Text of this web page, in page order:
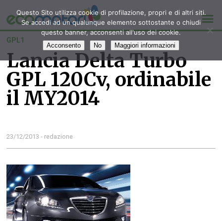
GPL1
Lancia Delta Turbo
GPL 120Cv, ordinabile
il MY2014
23/12/2013 - redazione
Questo Sito utilizza cookie di profilazione, propri e di altri siti.
Se accedi ad un qualunque elemento sottostante o chiudi
questo banner, acconsenti all'uso dei cookie.
Acconsento No Maggiori informazioni